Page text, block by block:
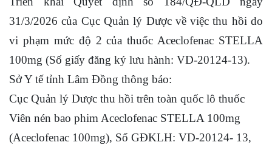
31/3/2026 của Cục Quản lý Dược về việc thu hồi do
vi phạm mức độ 2 của thuốc Aceclofenac STELLA
100mg (Số giấy đăng ký lưu hành: VD-20124-13).
Sở Y tế tỉnh Lâm Đồng thông báo:
Cục Quản lý Dược thu hồi trên toàn quốc lô thuốc
Viên nén bao phim Aceclofenac STELLA 100mg
(Aceclofenac 100mg), Số GĐKLH: VD-20124- 13,